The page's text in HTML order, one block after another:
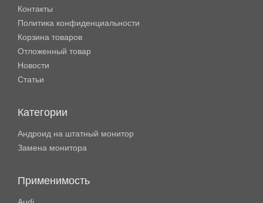
Контакты
Политика конфиденциальности
Корзина товаров
Отложенный товар
Новости
Статьи
Категории
Андроид на штатный монитор
Замена монитора
Применимость